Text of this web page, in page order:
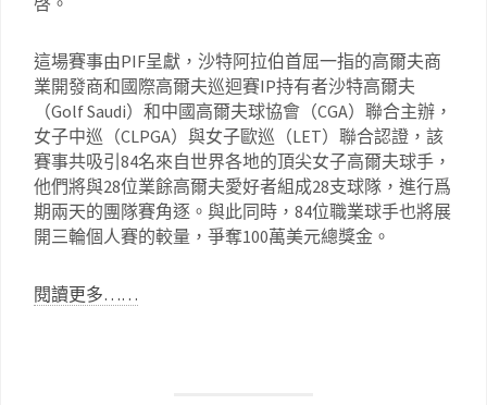
這場賽事由PIF呈獻，沙特阿拉伯首屈一指的高爾夫商
業開發商和國際高爾夫巡迴賽IP持有者沙特高爾夫
（Golf Saudi）和中國高爾夫球協會（CGA）聯合主辦，
女子中巡（CLPGA）與女子歐巡（LET）聯合認證，該
賽事共吸引84名來自世界各地的頂尖女子高爾夫球手，
他們將與28位業餘高爾夫愛好者組成28支球隊，進行爲
期兩天的團隊賽角逐。與此同時，84位職業球手也將展
開三輪個人賽的較量，爭奪100萬美元總獎金。
閱讀更多……